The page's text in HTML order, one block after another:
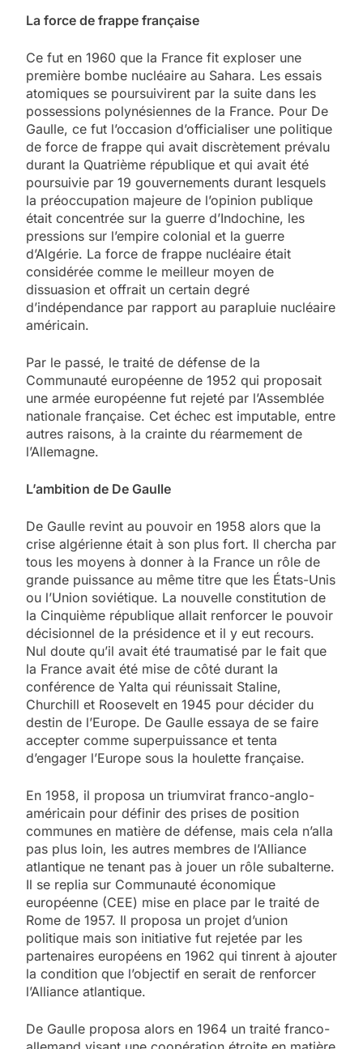
La force de frappe française
Ce fut en 1960 que la France fit exploser une
première bombe nucléaire au Sahara. Les essais
atomiques se poursuivirent par la suite dans les
possessions polynésiennes de la France. Pour De
Gaulle, ce fut l’occasion d’officialiser une politique
de force de frappe qui avait discrètement prévalu
durant la Quatrième république et qui avait été
poursuivie par 19 gouvernements durant lesquels
la préoccupation majeure de l’opinion publique
était concentrée sur la guerre d’Indochine, les
pressions sur l’empire colonial et la guerre
d’Algérie. La force de frappe nucléaire était
considérée comme le meilleur moyen de
dissuasion et offrait un certain degré
d’indépendance par rapport au parapluie nucléaire
américain.
Par le passé, le traité de défense de la
Communauté européenne de 1952 qui proposait
une armée européenne fut rejeté par l’Assemblée
nationale française. Cet échec est imputable, entre
autres raisons, à la crainte du réarmement de
l’Allemagne.
L’ambition de De Gaulle
De Gaulle revint au pouvoir en 1958 alors que la
crise algérienne était à son plus fort. Il chercha par
tous les moyens à donner à la France un rôle de
grande puissance au même titre que les États-Unis
ou l’Union soviétique. La nouvelle constitution de
la Cinquième république allait renforcer le pouvoir
décisionnel de la présidence et il y eut recours.
Nul doute qu’il avait été traumatisé par le fait que
la France avait été mise de côté durant la
conférence de Yalta qui réunissait Staline,
Churchill et Roosevelt en 1945 pour décider du
destin de l’Europe. De Gaulle essaya de se faire
accepter comme superpuissance et tenta
d’engager l’Europe sous la houlette française.
En 1958, il proposa un triumvirat franco-anglo-
américain pour définir des prises de position
communes en matière de défense, mais cela n’alla
pas plus loin, les autres membres de l’Alliance
atlantique ne tenant pas à jouer un rôle subalterne.
Il se replia sur Communauté économique
européenne (CEE) mise en place par le traité de
Rome de 1957. Il proposa un projet d’union
politique mais son initiative fut rejetée par les
partenaires européens en 1962 qui tinrent à ajouter
la condition que l’objectif en serait de renforcer
l’Alliance atlantique.
De Gaulle proposa alors en 1964 un traité franco-